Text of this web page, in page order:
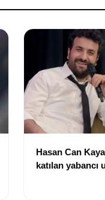
Hasan Can
katılan yabancı